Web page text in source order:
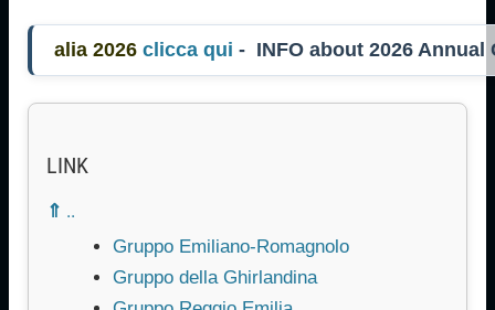
lia 2026 clicca qui- INFO about 2026 Annual
LINK
⇑ ..
Gruppo Emiliano-Romagnolo
Gruppo della Ghirlandina